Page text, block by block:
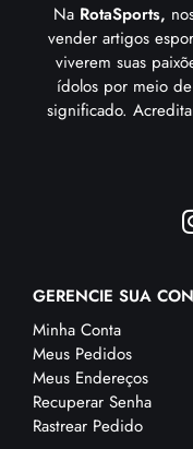
Na RotaSports,
vender artigos
viverem suas
ídolos por meio
significado.
GERENCIE SUA
Minha Conta
Meus Pedidos
Meus Endereços
Recuperar Senha
Rastrear Pedido